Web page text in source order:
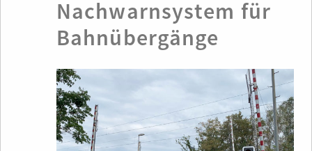
Nachwarnsystem für
Bahnübergänge